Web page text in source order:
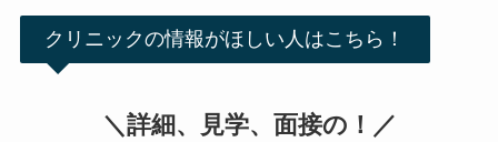
クリニックの情報がほしい人はこちら！
＼詳細、見学、面接の！／